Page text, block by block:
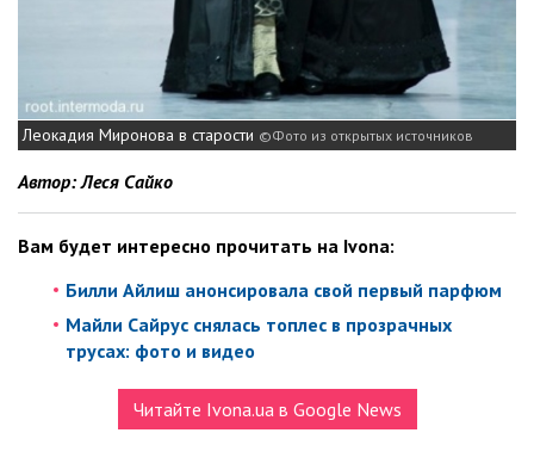
Леокадия Миронова в старости Фото из открытых источников
Автор: Леся Сайко
Вам будет интересно прочитать на Ivona:
Билли Айлиш анонсировала свой первый парфюм
Майли Сайрус снялась топлес в прозрачных
трусах: фото и видео
Читайте Ivona.ua в Google News